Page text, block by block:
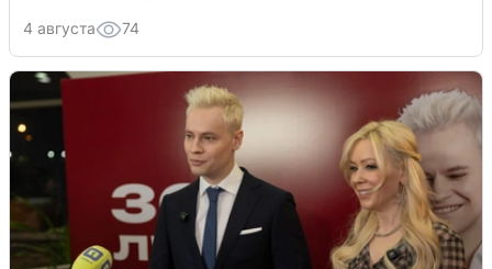
4 августа 74